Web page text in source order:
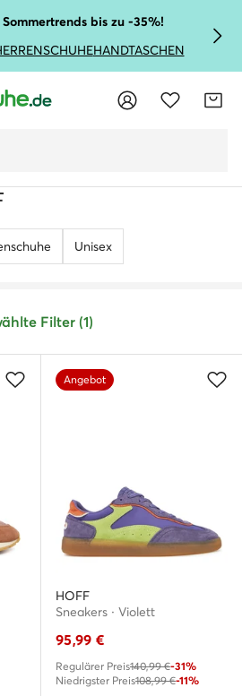
bis zu -35%!
HANDTASCHEN
Unisex
Filter (1)
Angebot
HOFF
Sneakers · Violett
95,99 €
Regulärer Preis140,99 €-31%
Niedrigster Preis108,99 €-11%